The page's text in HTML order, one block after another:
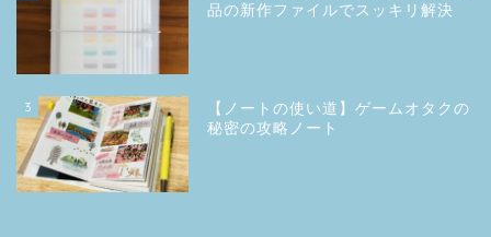
品の新作ファイルでスッキリ解決
3
【ノートの使い道】ゲームオタクの
秘密の攻略ノート